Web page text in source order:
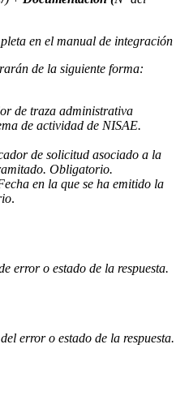
en el manual de integración
de la siguiente forma:
de traza administrativa
de actividad de NISAE.
de solicitud asociado a la
Obligatorio.
en la que se ha emitido la
.
error o estado de la respuesta.
error o estado de la respuesta.